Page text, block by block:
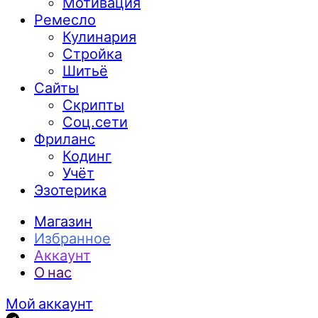
Ремесло
Кулинария
Стройка
Шитьё
Сайты
Скрипты
Соц.сети
Фриланс
Кодинг
Учёт
Эзотерика
Магазин
Избранное
Аккаунт
О нас
Мой аккаунт